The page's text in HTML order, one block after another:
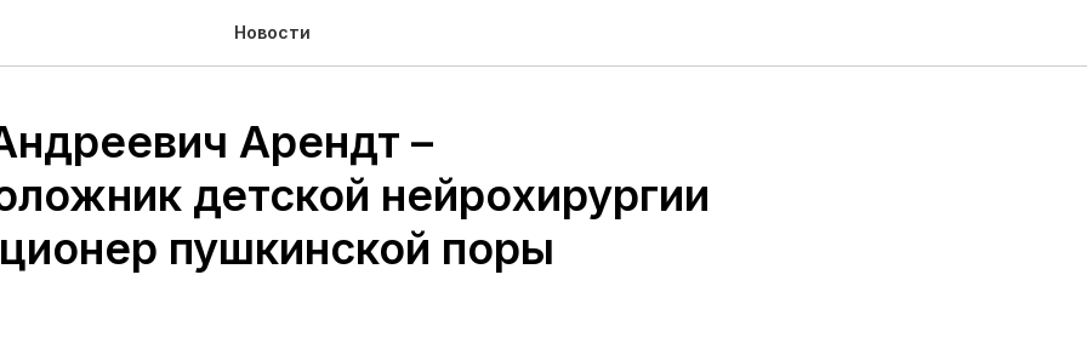
Новости
Арендт –
детской нейрохирургии
пушкинской поры